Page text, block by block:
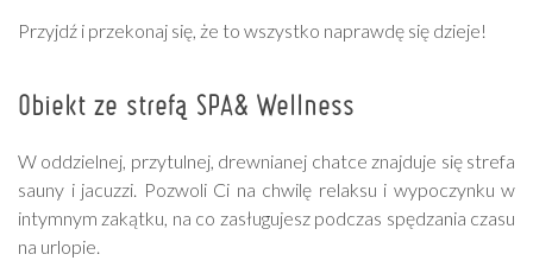
Przyjdź i przekonaj się, że to wszystko naprawdę się dzieje!
Obiekt ze strefą SPA& Wellness
W oddzielnej, przytulnej, drewnianej chatce znajduje się strefa
sauny i jacuzzi. Pozwoli Ci na chwilę relaksu i wypoczynku w
intymnym zakątku, na co zasługujesz podczas spędzania czasu
na urlopie.